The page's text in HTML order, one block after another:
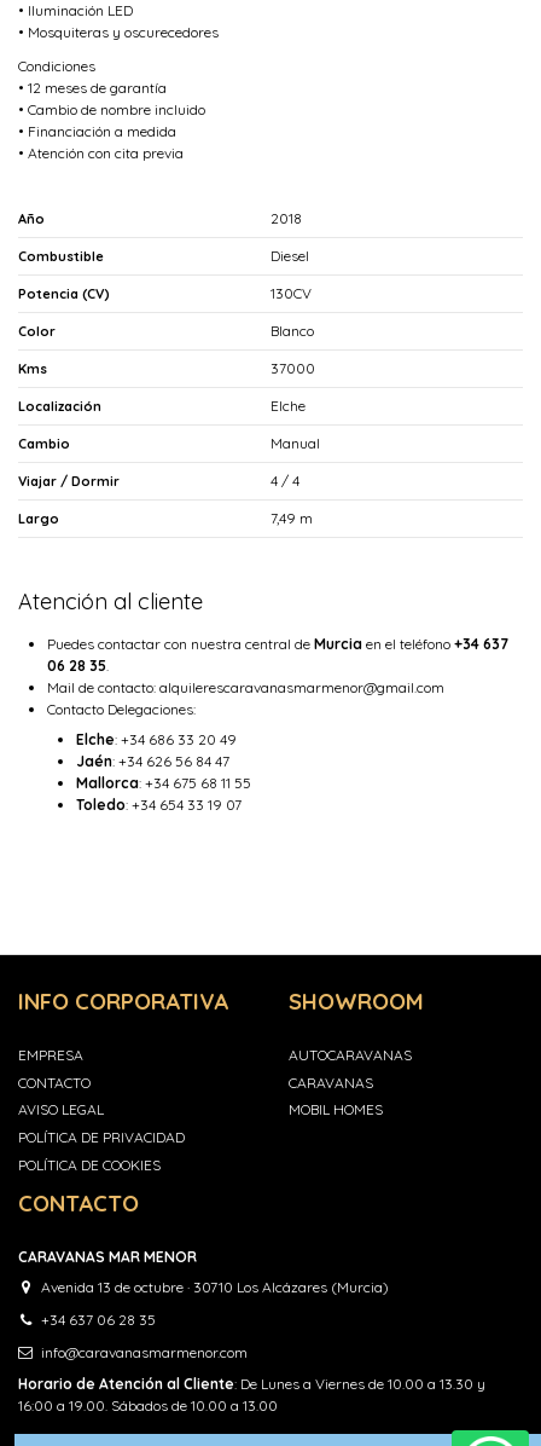
• Iluminación LED
• Mosquiteras y oscurecedores
Condiciones
• 12 meses de garantía
• Cambio de nombre incluido
• Financiación a medida
• Atención con cita previa
Año 2018
Combustible Diesel
Potencia (CV) 130CV
Color Blanco
Kms 37000
Localización Elche
Cambio Manual
Viajar / Dormir 4 / 4
Largo 7,49 m
Atención al cliente
Puedes contactar con nuestra central de Murcia en el teléfono +34 637
06 28 35
Mail de contacto: alquilerescaravanasmarmenor@gmail.com
Contacto Delegaciones:
Elche: +34 686 33 20 49
Jaén: +34 626 56 84 47
Mallorca: +34 675 68 11 55
Toledo: +34 654 33 19 07
INFO CORPORATIVA
EMPRESA
CONTACTO
AVISO LEGAL
POLÍTICA DE PRIVACIDAD
POLÍTICA DE COOKIES
SHOWROOM
AUTOCARAVANAS
CARAVANAS
MOBIL HOMES
CONTACTO
CARAVANAS MAR MENOR
Avenida 13 de octubre · 30710 Los Alcázares (Murcia)
+34 637 06 28 35
info@caravanasmarmenor.com
Horario de Atención al Cliente: De Lunes a Viernes de 10.00 a 13.30 y
16:00 a 19.00. Sábados de 10.00 a 13.00